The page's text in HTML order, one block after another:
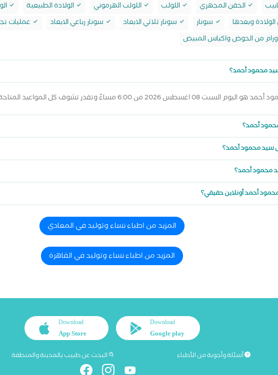
الحقن المجهري اللولب اللولب الهرموني الولادة الطبيعية
وبعدها سونار سونار ثلاثي الابعاد سونار رباعي الابعاد عمليات
من الحوض واكياس المبيض
محمود أحمد؟
تشوف كل المواعيد المتاحة من خلال عرض المواعيد أعلاه
أحمد؟
سيد محمود أحمد؟
محمود أحمد؟
أحمد أونلاين حقيقي؟
المزيد من اطباء نساء وتوليد في المعادي
المزيد من اطباء نساء وتوليد في القاهرة
Download
Google play
Download
App Store
أسئلة وأجوبة من الأطباء البحث عن طبيب بالمدينة والمنطقة